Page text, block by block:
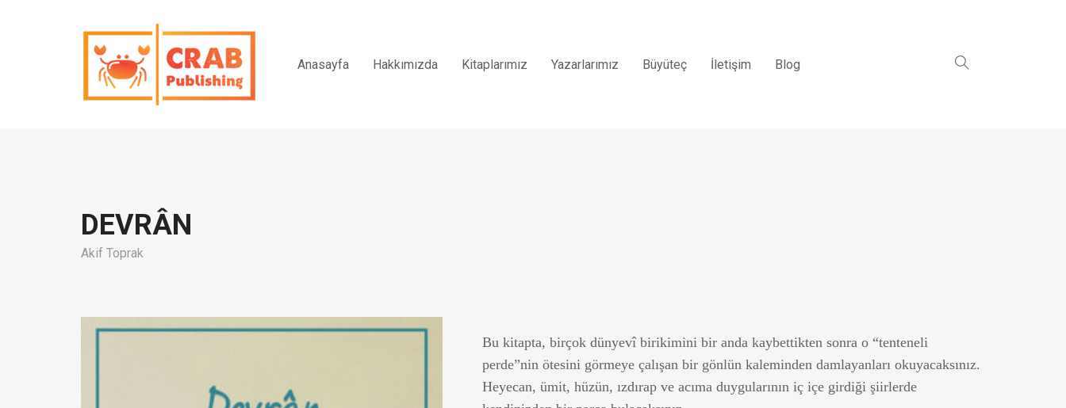
Anasayfa Hakkımızda Kitaplarımız Yazarlarımız Büyüteç İletişim Blog
DEVRÂN
Akif Toprak
Bu kitapta, birçok dünyevî birikimini bir anda kaybettikten sonra o “tenteneli
perde”nin ötesini görmeye çalışan bir gönlün kaleminden damlayanları okuyacaksınız.
Heyecan, ümit, hüzün, ızdırap ve acıma duygularının iç içe girdiği şiirlerde